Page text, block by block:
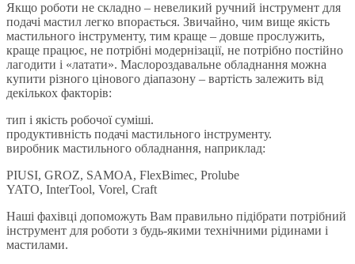
Якщо роботи не складно – невеликий ручний інструмент для
подачі мастил легко впорається. Звичайно, чим вище якість
мастильного інструменту, тим краще – довше прослужить,
краще працює, не потрібні модернізації, не потрібно постійно
лагодити і «латати». Маслороздавальне обладнання можна
купити різного цінового діапазону – вартість залежить від
декількох факторів:
тип і якість робочої суміші.
продуктивність подачі мастильного інструменту.
виробник мастильного обладнання, наприклад:
PIUSI, GROZ, SAMOA, FlexBimec, Prolube
YATO, InterTool, Vorel, Craft
Наші фахівці допоможуть Вам правильно підібрати потрібний
інструмент для роботи з будь-якими технічними рідинами і
мастилами.